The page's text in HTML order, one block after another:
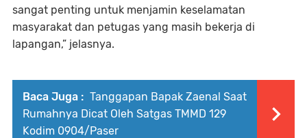
sangat penting untuk menjamin keselamatan
masyarakat dan petugas yang masih bekerja di
lapangan,” jelasnya.
Baca Juga : Tanggapan Bapak Zaenal Saat
Rumahnya Dicat Oleh Satgas TMMD 129
Kodim 0904/Paser